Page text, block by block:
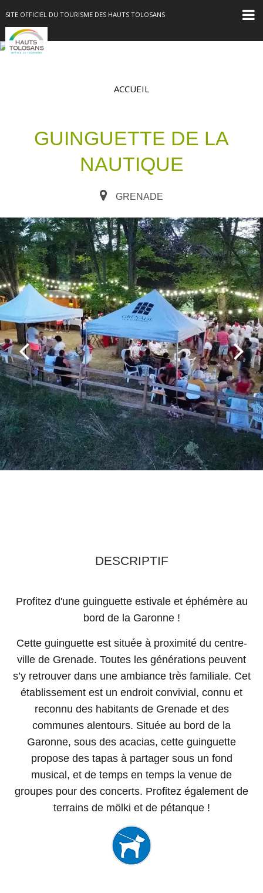
SITE OFFICIEL DU TOURISME DES HAUTS TOLOSANS
ACCUEIL
GUINGUETTE DE LA
NAUTIQUE
GRENADE
DESCRIPTIF
Profitez d'une guinguette estivale et éphémère au
bord de la Garonne !
Cette guinguette est située à proximité du centre-
ville de Grenade. Toutes les générations peuvent
s’y retrouver dans une ambiance très familiale. Cet
établissement est un endroit convivial, connu et
reconnu des habitants de Grenade et des
communes alentours. Située au bord de la
Garonne, sous des acacias, cette guinguette
propose des tapas à partager sous un fond
musical, et de temps en temps la venue de
groupes pour des concerts. Profitez également de
terrains de mölki et de pétanque !